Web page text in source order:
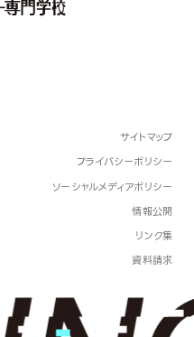
サイトマップ
プライバシーポリシー
ソーシャルメディアポリシー
情報公開
リンク集
資料請求